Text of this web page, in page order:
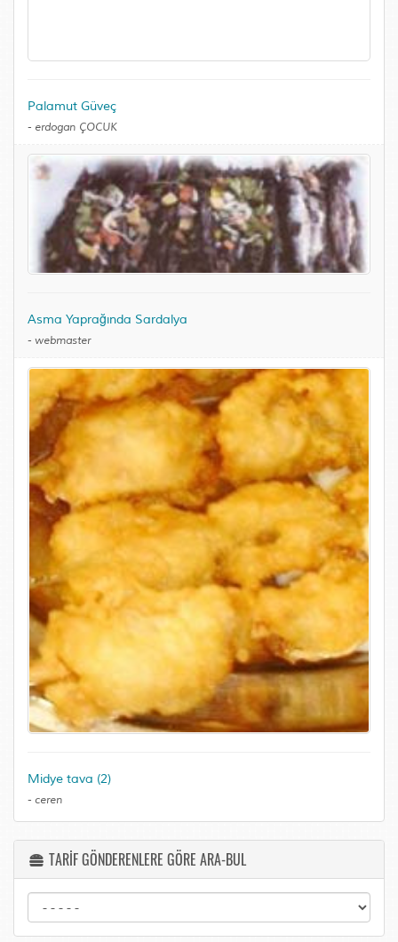
Palamut Güveç
- erdogan ÇOCUK
Asma Yaprağında Sardalya
- webmaster
Midye tava (2)
- ceren
TARİF GÖNDERENLERE GÖRE ARA-BUL